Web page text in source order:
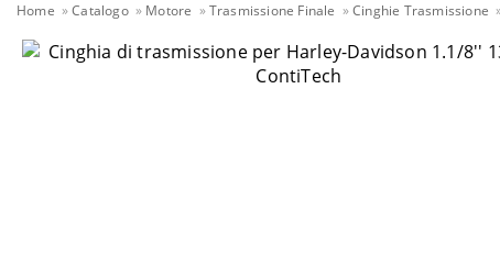
Home Catalogo Motore Trasmissione Finale Cinghie Trasmissione